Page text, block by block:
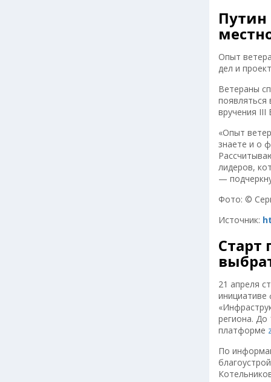
Путин
Опыт
дел и
Ветераны
появляться
вручения III
«Опыт
знаете и о
лидеров,
—
Фото: ©
Источник:
Старт
21 апреля
региона.
платформе
По